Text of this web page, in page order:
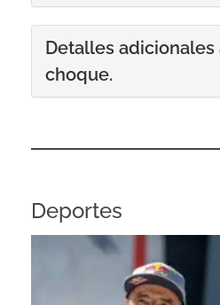
Detalles adicionales
choque.
Deportes